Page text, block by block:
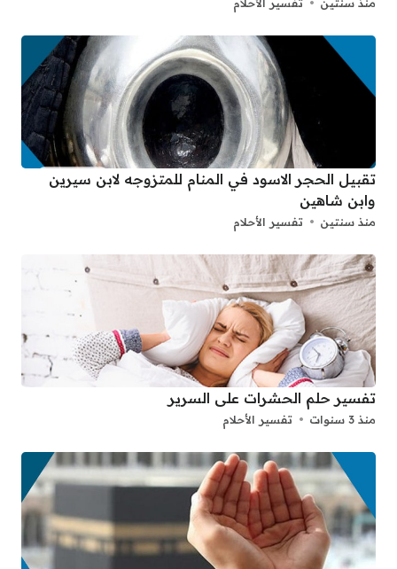
منذ سنتين تفسير الأحلام
تقبيل الحجر الاسود في المنام للمتزوجه لابن سيرين
وابن شاهين
منذ سنتين تفسير الأحلام
تفسير حلم الحشرات على السرير
منذ 3 سنوات تفسير الأحلام